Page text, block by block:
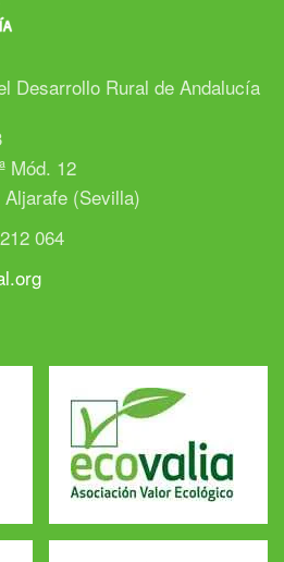
Desarrollo Rural de Andalucía
Mód. 12
(Sevilla)
064